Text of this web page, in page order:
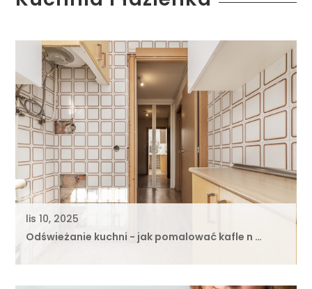
lis 10, 2025
Odświeżanie kuchni - jak pomalować kafle n …